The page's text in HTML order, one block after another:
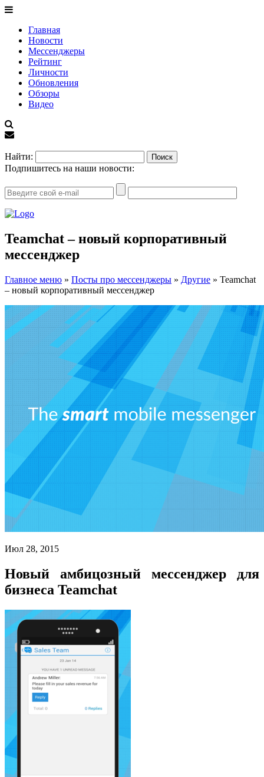
Главная
Новости
Мессенджеры
Рейтинг
Личности
Обновления
Обзоры
Видео
Найти:
Подпишитесь на наши новости:
Teamchat – новый корпоративный
мессенджер
Главное меню » Посты про мессенджеры » Другие » Teamchat
– новый корпоративный мессенджер
Июл 28, 2015
Новый амбицозный мессенджер для
бизнеса Teamchat